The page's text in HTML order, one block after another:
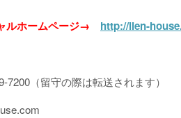
ルホームページ→ http://lien-
（留守の際は転送されます）